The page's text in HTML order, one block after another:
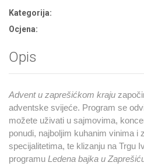
Kategorija:
Ocjena:
Opis
Advent u zaprešićkom kraju
adventske svijeće. Program se
možete uživati u sajmovima,
ponudi, najboljim kuhanim vinima i
specijalitetima, te klizanju na Trgu
programu Ledena bajka u